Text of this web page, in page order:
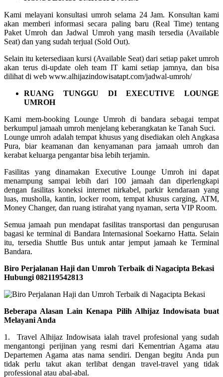
Kami melayani konsultasi umroh selama 24 Jam. Konsultan kami
akan memberi informasi secara paling baru (Real Time) tentang
Paket Umroh dan Jadwal Umroh yang masih tersedia (Available
Seat) dan yang sudah terjual (Sold Out).
Selain itu ketersediaan kursi (Available Seat) dari setiap paket umroh
akan terus di-update oleh team IT kami setiap jamnya, dan bisa
dilihat di web www.alhijazindowisatapt.com/jadwal-umroh/
RUANG TUNGGU DI EXECUTIVE LOUNGE
UMROH
Kami mem-booking Lounge Umroh di bandara sebagai tempat
berkumpul jamaah umroh menjelang keberangkatan ke Tanah Suci.
Lounge umroh adalah tempat khusus yang disediakan oleh Angkasa
Pura, biar keamanan dan kenyamanan para jamaah umroh dan
kerabat keluarga pengantar bisa lebih terjamin.
Fasilitas yang dinamakan Executive Lounge Umroh ini dapat
menampung sampai lebih dari 100 jamaah dan diperlengkapi
dengan fasilitas koneksi internet nirkabel, parkir kendaraan yang
luas, musholla, kantin, locker room, tempat khusus carging, ATM,
Money Changer, dan ruang istirahat yang nyaman, serta VIP Room.
Semua jamaah pun mendapat fasilitas transportasi dan pengurusan
bagasi ke terminal di Bandara Internasional Soekarno Hatta. Selain
itu, tersedia Shuttle Bus untuk antar jemput jamaah ke Terminal
Bandara.
Biro Perjalanan Haji dan Umroh Terbaik di Nagacipta Bekasi
Hubungi 082119542813
Beberapa Alasan Lain Kenapa Pilih Alhijaz Indowisata buat
Melayani Anda
1. Travel Alhijaz Indowisata ialah travel profesional yang sudah
mengantongi perijinan yang resmi dari Kementrian Agama atau
Departemen Agama atas nama sendiri. Dengan begitu Anda pun
tidak perlu takut akan terlibat dengan travel-travel yang tidak
professional atau abal-abal.